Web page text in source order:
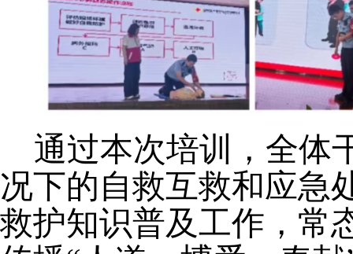
通过本次培训，全体
况下的自救互救和应急
救护知识普及工作，常